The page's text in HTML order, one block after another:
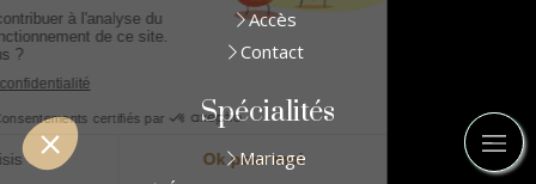
Accès
Contact
Spécialités
Mariage